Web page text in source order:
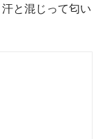
と混じって匂い